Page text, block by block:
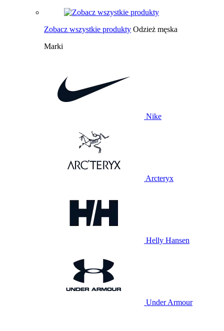
Zobacz wszystkie produkty Odzież męska
Marki
Nike
Arcteryx
Helly Hansen
Under Armour